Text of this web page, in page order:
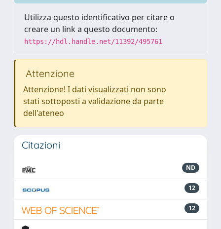
Utilizza questo identificativo per citare o
creare un link a questo documento:
https://hdl.handle.net/11392/495761
Attenzione
Attenzione! I dati visualizzati non sono
stati sottoposti a validazione da parte
dell'ateneo
Citazioni
ND
12
12